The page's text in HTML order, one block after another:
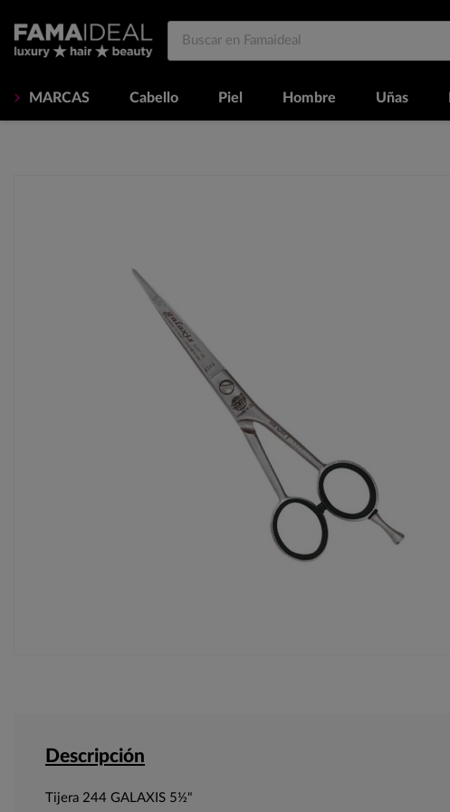
MARCAS Cabello Piel Hombre Uñas
Descripción
Tijera 244 GALAXIS 5½"